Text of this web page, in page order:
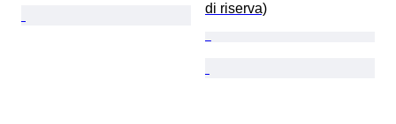
di riserva)